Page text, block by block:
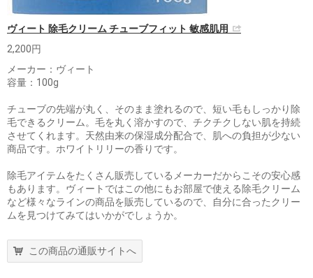
ヴィート 除毛クリーム チューブフィット 敏感肌用
2,200円
メーカー：ヴィート
容量：100g
チューブの先端が丸く、そのまま塗れるので、短い毛もしっかり除
毛できるクリーム。毛を丸く溶かすので、チクチクしない肌を持続
させてくれます。天然由来の保湿成分配合で、肌への負担が少ない
商品です。ホワイトリリーの香りです。
除毛アイテムをたくさん販売しているメーカーだからこその安心感
もあります。ヴィートではこの他にもお部屋で使える除毛クリーム
など様々なラインの商品を販売しているので、自分に合ったクリー
ムを見つけてみてはいかがでしょうか。
この商品の通販サイトへ